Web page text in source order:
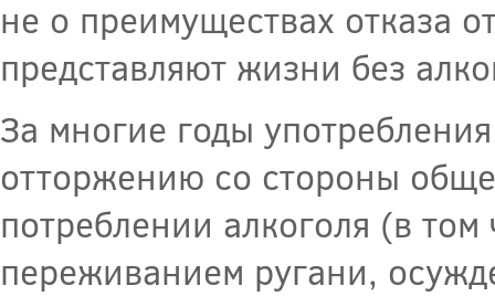
не о преимуществах отказа
представляют жизни без
За многие годы
отторжению со стороны
потреблении алкоголя (в
переживанием ругани,